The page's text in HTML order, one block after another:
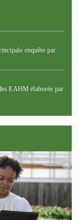
enquête par
EAHM élaborée par